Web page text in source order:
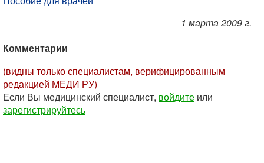
1 марта 2009 г.
Комментарии
(видны только специалистам, верифицированным
редакцией МЕДИ РУ)
Если Вы медицинский специалист, войдите или
зарегистрируйтесь